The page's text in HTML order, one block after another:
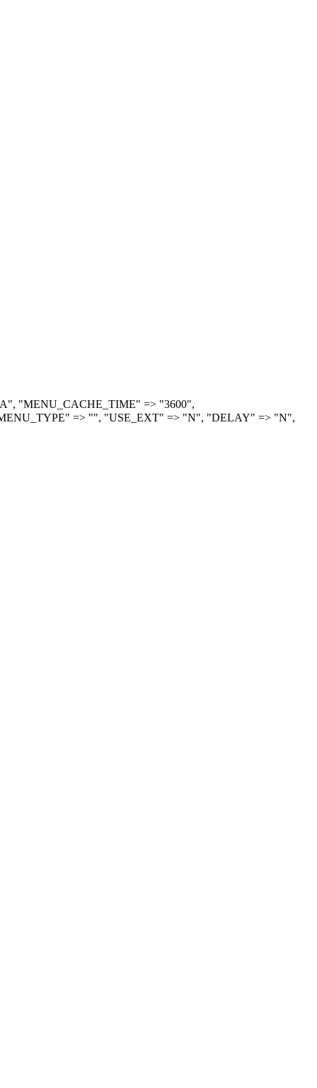
"MENU_CACHE_TIME" => "3600",
=> "", "USE_EXT" => "N", "DELAY" => "N",